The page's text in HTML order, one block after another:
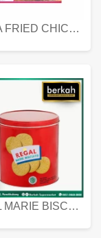
FIESTA FRIED CHICKEN 500 GR
REGAL MARIE BISCUIT KALENG 550 GRAM